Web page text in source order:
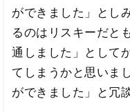
ができました」とし
るのはリスキーだと
通しました」として
てしまうかと思いま
ができました」と冗